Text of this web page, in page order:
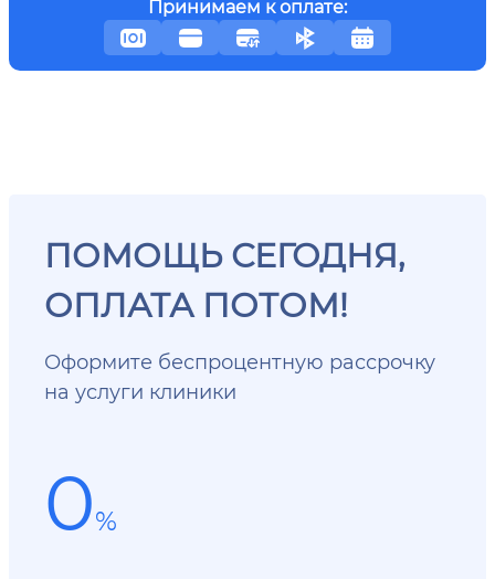
Принимаем к оплате:
ПОМОЩЬ СЕГОДНЯ,
ОПЛАТА ПОТОМ!
Оформите беспроцентную рассрочку
на услуги клиники
0%